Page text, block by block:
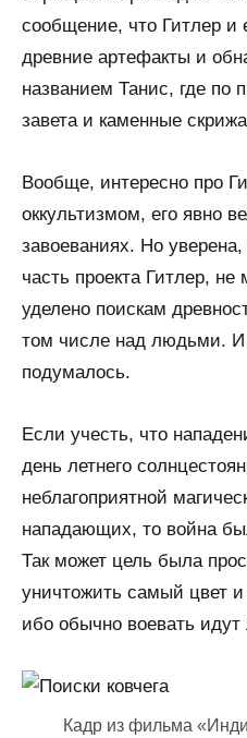
сообщение, что Гитлер и
древние артефакты и
названием Танис, где по
завета и каменные
Вообще, интересно про
оккультизмом, его явно
завоеваниях. Но
часть проекта Гитлер,
уделено поискам
том числе над людьми. И
подумалось.
Если учесть, что
день летнего
неблагоприятной
нападающих, то война
Так может цель была
уничтожить самый цвет
ибо обычно воевать
Кадр из фильма